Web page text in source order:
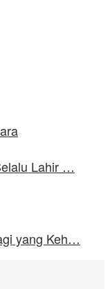
Lahir …
yang Keh…